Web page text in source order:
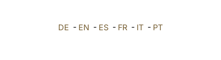
DE - EN - ES - FR - IT - PT